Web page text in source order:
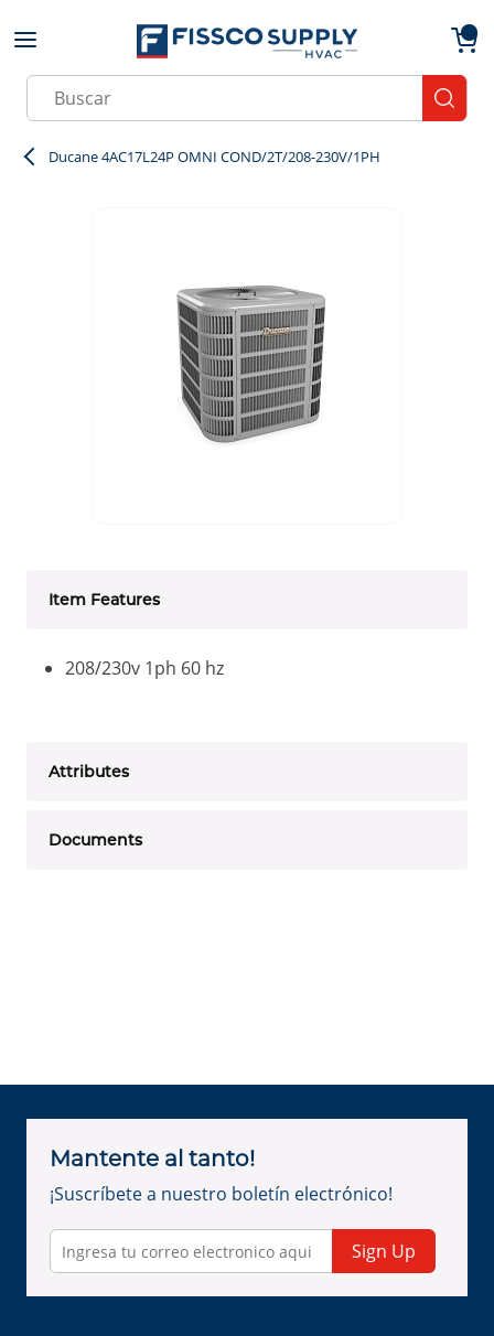
Skip to main content
Site Search
Ducane 4AC17L24P OMNI COND/2T/208-230V/1PH
Item Features
208/230v 1ph 60 hz
Attributes
Documents
Mantente al tanto!
¡Suscríbete a nuestro boletín electrónico!
Sign Up